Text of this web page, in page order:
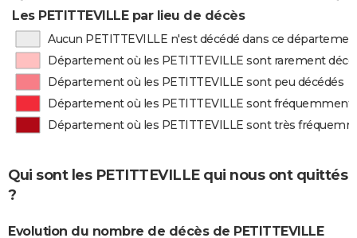
Les PETITTEVILLE par lieu de décès
Aucun PETITTEVILLE n'est décédé dans ce
Département où les PETITTEVILLE sont rarement
Département où les PETITTEVILLE sont peu décédés
Département où les PETITTEVILLE sont fréquemment
Département où les PETITTEVILLE sont très
Qui sont les PETITTEVILLE qui nous ont quittés
?
Evolution du nombre de décès de PETITTEVILLE